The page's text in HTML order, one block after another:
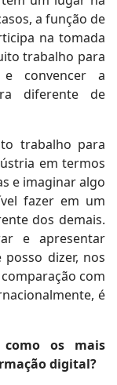
a função de
na tomada
trabalho para
convencer a
diferente de
trabalho para
em termos
e imaginar algo
fazer em um
dos demais.
e apresentar
dizer, nos
com
é
como os mais
digital?